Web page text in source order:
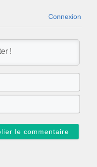
Connexion
N
m
E